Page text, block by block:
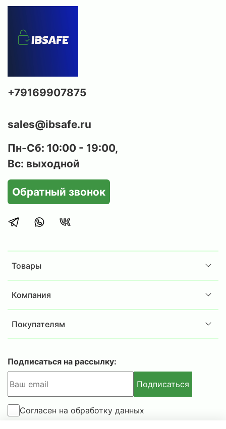
Анкерное крепление:
защиты предусмотрены отверстия для
серии ТТ полностью соответствуют
правительства РФ № 814 от 21.07.1998 года «О
мерах по регулированию гражданского и
служебного оружия и патронов к нему на
территории РФ» и требованиям приказа МВД
РФ №288 от 12.05.1999 года.
Эстетичный внешний вид:
и износостойкое порошковое покрытие
позволяют гармонично вписать сейф в любой
интерьер.
т.п.).
Допустимое отклонение +/- 10% от веса
изделия.
Товары
Компания
Покупателям
+79169907875
sales@ibsafe.ru
Пн-Сб: 10:00 - 19:00,
Вс: выходной
Обратный звонок
Подписаться на рассылку:
Подписаться
Согласен на обработку данных